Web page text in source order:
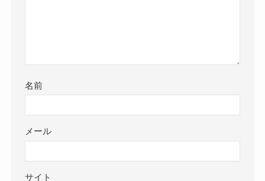
名前
メール
サイト